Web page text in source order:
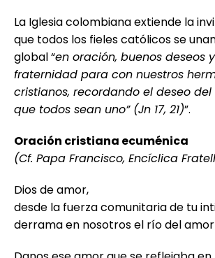
La Iglesia colombiana extiende la
que todos los fieles católicos se
global “en oración, buenos deseos
fraternidad para con nuestros
cristianos, recordando el deseo del
que todos sean uno” (Jn 17, 21)”.
Oración cristiana ecuménica
(Cf. Papa Francisco, Encíclica
Dios de amor,
desde la fuerza comunitaria de tu
derrama en nosotros el río del